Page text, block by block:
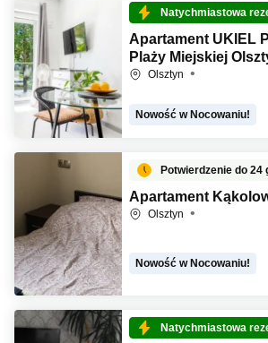
Natychmiastowa
Apartament UKIEL
Plaży Miejskiej
Olsztyn
Nowość w Nocowaniu!
Potwierdzenie do 24
Apartament
Olsztyn
Nowość w Nocowaniu!
Natychmiastowa